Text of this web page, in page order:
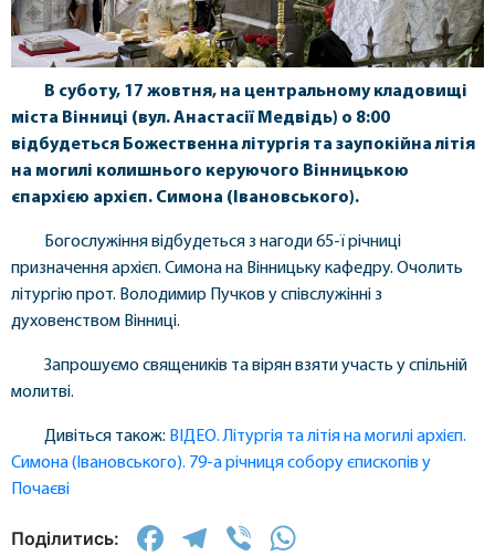
В суботу, 17 жовтня, на центральному кладовищі
міста Вінниці (вул. Анастасії Медвідь) о 8:00
відбудеться Божественна літургія та заупокійна літія
на могилі колишнього керуючого Вінницькою
єпархією архієп. Симона (Івановського).
Богослужіння відбудеться з нагоди 65-ї річниці
призначення архієп. Симона на Вінницьку кафедру. Очолить
літургію прот. Володимир Пучков у співслужінні з
духовенством Вінниці.
Запрошуємо священиків та вірян взяти участь у спільній
молитві.
Дивіться також: ВІДЕО. Літургія та літія на могилі архієп.
Симона (Івановського). 79-а річниця собору єпископів у
Почаєві
Поділитись: Facebook
Telegram
Viber